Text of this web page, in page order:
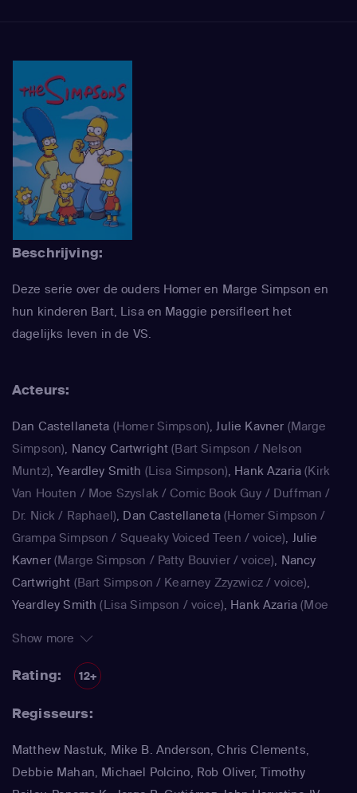
Beschrijving:
Deze serie over de ouders Homer en Marge Simpson en
hun kinderen Bart, Lisa en Maggie persifleert het
dagelijks leven in de VS.
Acteurs:
Dan Castellaneta (Homer Simpson) Julie Kavner (Marge
Simpson) Nancy Cartwright (Bart Simpson / Nelson
Muntz) ,Yeardley Smith (Lisa Simpson) Hank Azaria (Kirk
Van Houten / Moe Szyslak / Comic Book Guy / Duffman /
Dr. Nick / Raphael) Dan Castellaneta(Homer Simpson /
Grampa Simpson / Squeaky Voiced Teen / voice)
Julie
Kavner(Marge Simpson / Patty Bouvier / voice) Nancy
Cartwright (Bart Simpson / Kearney Zzyzwicz / voice)
Yeardley Smith (Lisa Simpson / voice) Hank Azaria (Moe
Castellaneta(Homer Simpson / Kodos)
(Bart Simpson)
Houten / Clancy Wiggum / Snake Jailbird / Maximilian von
Gumble / Sideshow Mel / Hans Moleman / Mayor Quimby)
(Marge Simpson / Patty Bouvier / Selma
Show more
Rating: 12+
Regisseurs:
Matthew Nastuk, Mike B. Anderson, Chris Clements,
Debbie Mahan, Michael Polcino, Rob Oliver, Timothy